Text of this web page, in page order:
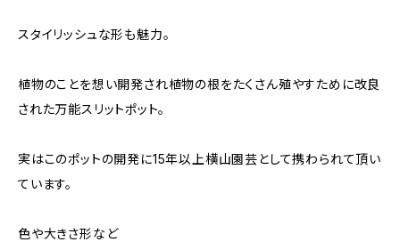
スタイリッシュな形も魅力。
植物のことを想い開発され植物の根をたくさん殖やすために改良
された万能スリットポット。
実はこのポットの開発に15年以上横山園芸として携わられて頂い
ています。
色や大きさ形など